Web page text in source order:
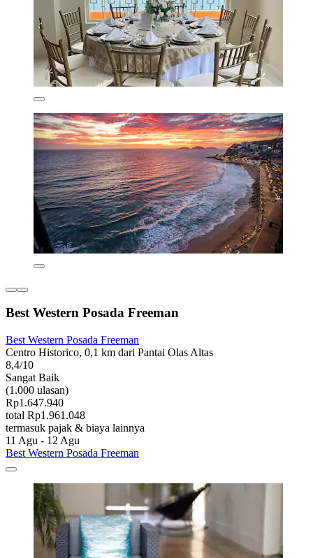
Best Western Posada Freeman
Best Western Posada Freeman
Centro Historico, 0,1 km dari Pantai Olas Altas
8,4/10
Sangat Baik
(1.000 ulasan)
Rp1.647.940
total Rp1.961.048
termasuk pajak & biaya lainnya
11 Agu - 12 Agu
Best Western Posada Freeman